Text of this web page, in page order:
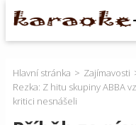
Hlavní stránka Zajímavosti
Rezka: Z hitu skupiny ABBA
kritici nesnášeli